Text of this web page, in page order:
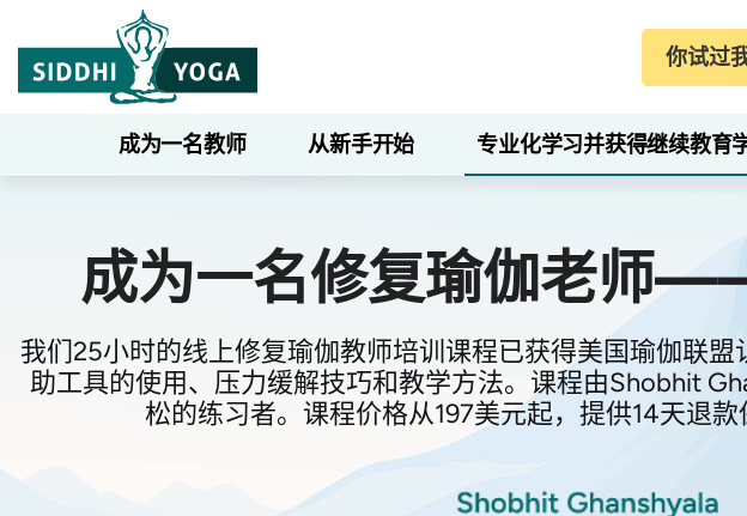
你试过
成为一名教师 从新手开始 专业化学习并获得继续教育
成为一名修复瑜伽老师
我们25小时的线上修复瑜伽教师培训课程已获得美国瑜伽联
助工具的使用、压力缓解技巧和教学方法。课程由Shobhit
松的练习者。课程价格从197美元起，提供14天退